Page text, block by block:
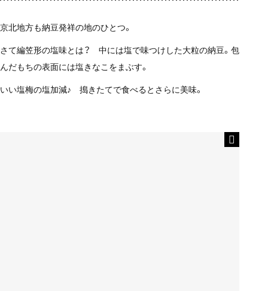
京北地方も納豆発祥の地のひとつ。
さて編笠形の塩味とは？ 中には塩で味つけした大粒の納豆。包
んだもちの表面には塩きなこをまぶす。
いい塩梅の塩加減♪ 搗きたてで食べるとさらに美味。